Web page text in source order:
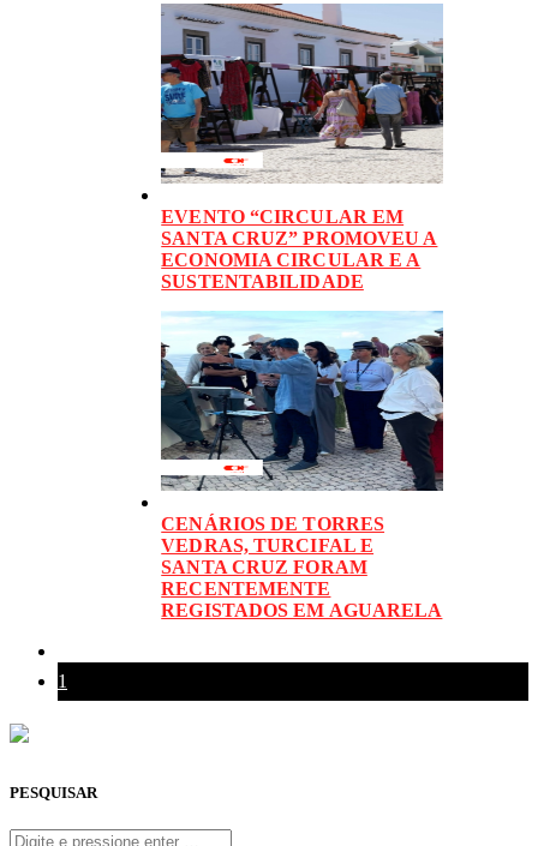
EVENTO “CIRCULAR EM
SANTA CRUZ” PROMOVEU A
ECONOMIA CIRCULAR E A
SUSTENTABILIDADE
CENÁRIOS DE TORRES
VEDRAS, TURCIFAL E
SANTA CRUZ FORAM
RECENTEMENTE
REGISTADOS EM AGUARELA
1
PESQUISAR